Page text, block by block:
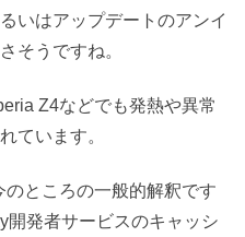
いはアップデートのアンイ
そうですね。
Z4などでも発熱や異常
ています。
ところの一般的解釈です
開発者サービスのキャッシ